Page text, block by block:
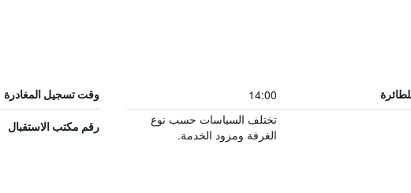
14:00 وقت تسجيل المغادرة
تختلف السياسات حسب نوع
الغرفة ومزود الخدمة.
رقم مكتب الاستقبال